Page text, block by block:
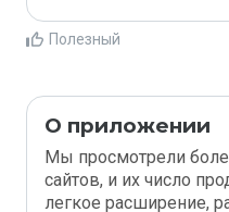
Полезный
О приложении
Мы просмотрели
сайтов, и их число
легкое расширение,